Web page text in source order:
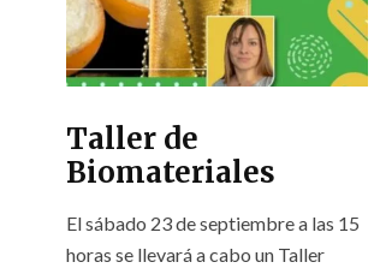
Taller de
Biomateriales
El sábado 23 de septiembre a las 15
horas se llevará a cabo un Taller